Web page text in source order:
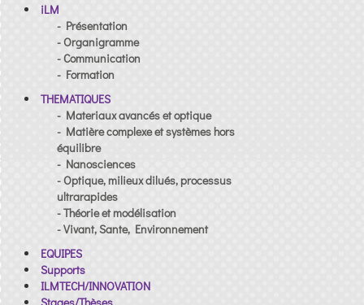
iLM
- Présentation
- Organigramme
- Communication
- Formation
THEMATIQUES
- Materiaux avancés et optique
- Matière complexe et systèmes hors
équilibre
- Nanosciences
- Optique, milieux dilués, processus
ultrarapides
- Théorie et modélisation
- Vivant, Sante, Environnement
EQUIPES
Supports
ILMTECH/INNOVATION